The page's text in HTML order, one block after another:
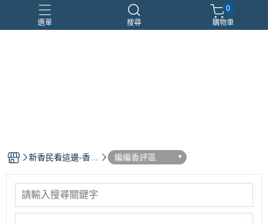
選單 搜尋
0
購物車
新香民看這邊-香水
編編香評區